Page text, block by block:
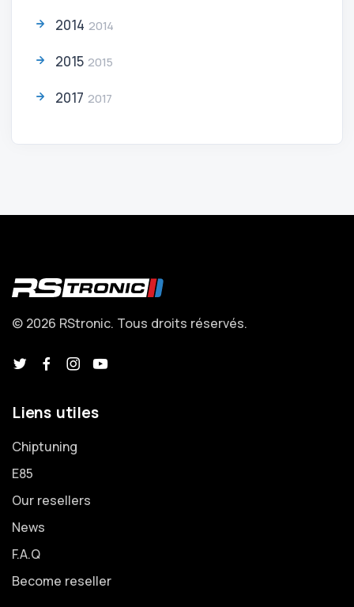
2014 2014
2015 2015
2017 2017
© 2026 RStronic. Tous droits réservés.
Liens utiles
Chiptuning
E85
Our resellers
News
F.A.Q
Become reseller